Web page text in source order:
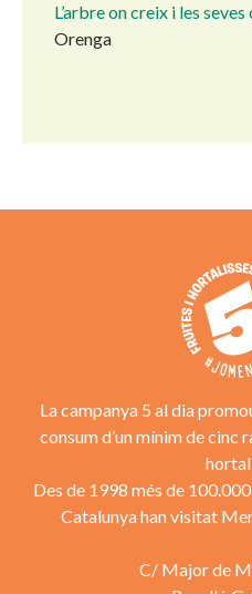
L’arbre on creix i les
Orenga
La campanya 5 al dia
consum d’un mínim de
Des de 1998 més de
Catalunya han visitat
C/ Major de